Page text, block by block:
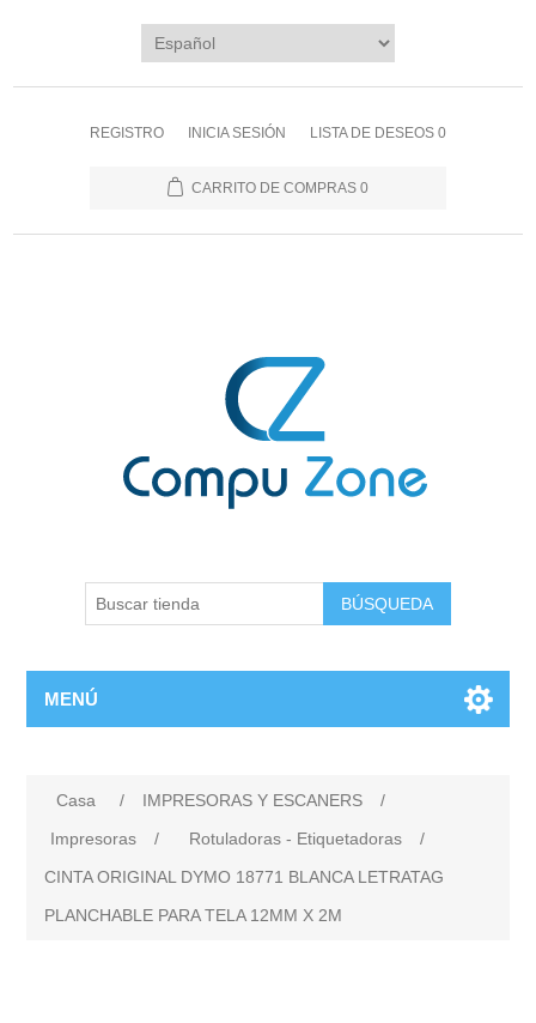
REGISTRO INICIA SESIÓN LISTA DE DESEOS 0
CARRITO DE COMPRAS 0
BÚSQUEDA
MENÚ
Casa / IMPRESORAS Y ESCANERS
/
Impresoras
/ Rotuladoras - Etiquetadoras
/
CINTA ORIGINAL DYMO 18771 BLANCA LETRATAG
PLANCHABLE PARA TELA 12MM X 2M